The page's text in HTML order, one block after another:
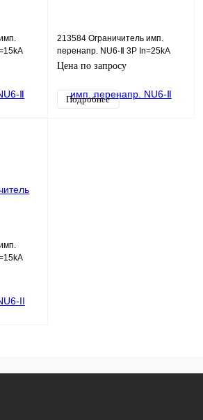
213584 Ограничитель имп.
перенапр. NU6-Ⅱ 3Р In=25kA
Uc=460B Im=60kA (R)(CHINT)
Цена по запросу
Подробнее